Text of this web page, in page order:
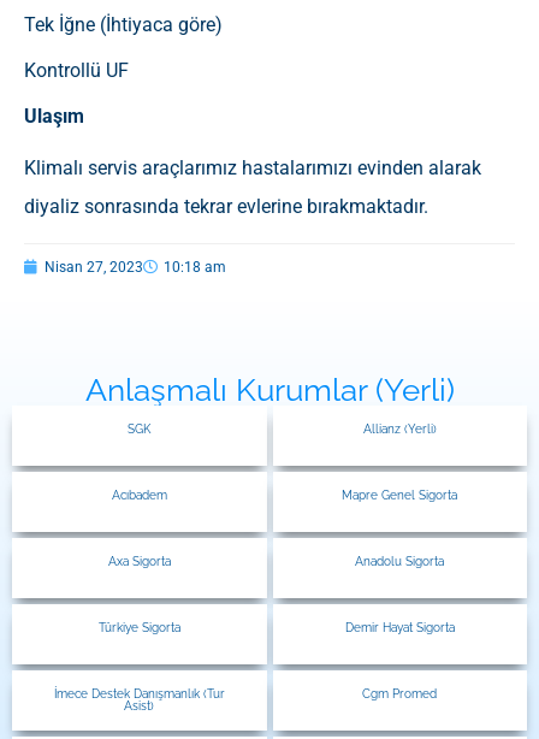
Tek İğne (İhtiyaca göre)
Kontrollü UF
Ulaşım
Klimalı servis araçlarımız hastalarımızı evinden alarak
diyaliz sonrasında tekrar evlerine bırakmaktadır.
Nisan 27, 2023 10:18 am
Anlaşmalı Kurumlar (Yerli)
SGK Allianz (Yerli)
Acıbadem Mapre Genel Sigorta
Axa Sigorta Anadolu Sigorta
Türkiye Sigorta Demir Hayat Sigorta
İmece Destek Danışmanlık (Tur
Asist)
Cgm Promed